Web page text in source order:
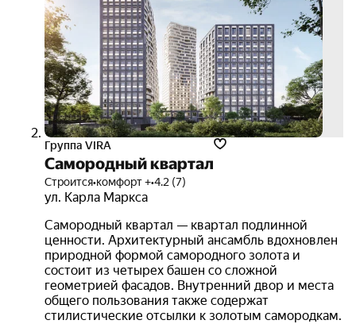
Группа VIRA
Самородный квартал
Строится•комфорт +•4.2 (7)
ул. Карла Маркса
Самородный квартал — квартал подлинной
ценности. Архитектурный ансамбль вдохновлен
природной формой самородного золота и
состоит из четырех башен со сложной
геометрией фасадов. Внутренний двор и места
общего пользования также содержат
стилистические отсылки к золотым самородкам.